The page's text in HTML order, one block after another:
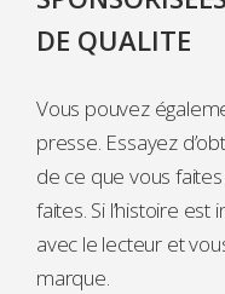
DE QUALITE
Vous pouvez
presse. Essayez
de ce que vous
faites. Si l’histoire
avec le lecteur et
marque.